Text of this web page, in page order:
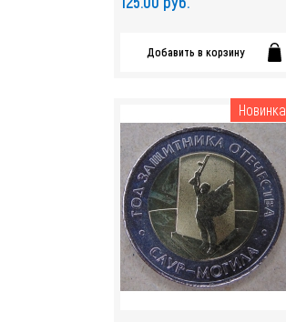
арт. 5476
Добавить в корзину
Новинка